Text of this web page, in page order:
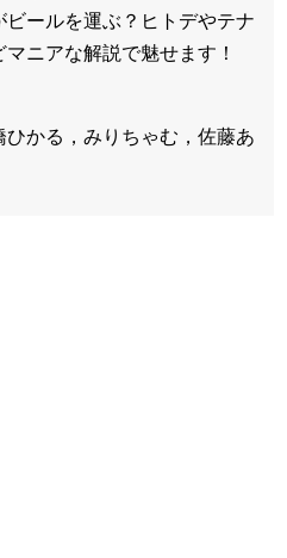
ールを運ぶ？ヒトデやテナ
ニアな解説で魅せます！
ひかる，みりちゃむ，佐藤あ